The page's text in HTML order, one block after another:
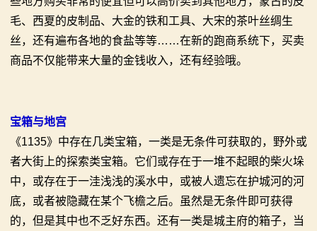
毛、西夏的皮制品、大金的铁和工具、大宋的茶叶丝绸生
丝，还有遍布各地的食盐等等……在新的跑商系统下，买卖
商品不仅能带来大量的金钱收入，还有经验哦。
宝箱与地宫
《1135》中存在几类宝箱，一类是无条件可获取的，野外或
者大街上的探索类宝箱。它们或存在于一堆不起眼的柴火垛
中，或存在于一洼浅浅的溪水中，或被人遗忘在护城河的河
底，或者被隐藏在某个飞檐之后。虽然是无条件即可获得
的，但是其中也不乏好东西。还有一类是城主府的箱子，当